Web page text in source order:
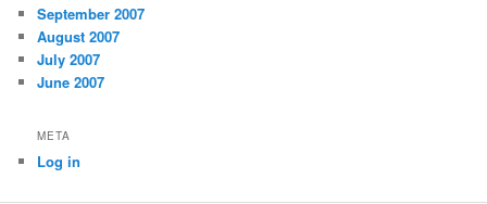
September 2007
August 2007
July 2007
June 2007
META
Log in